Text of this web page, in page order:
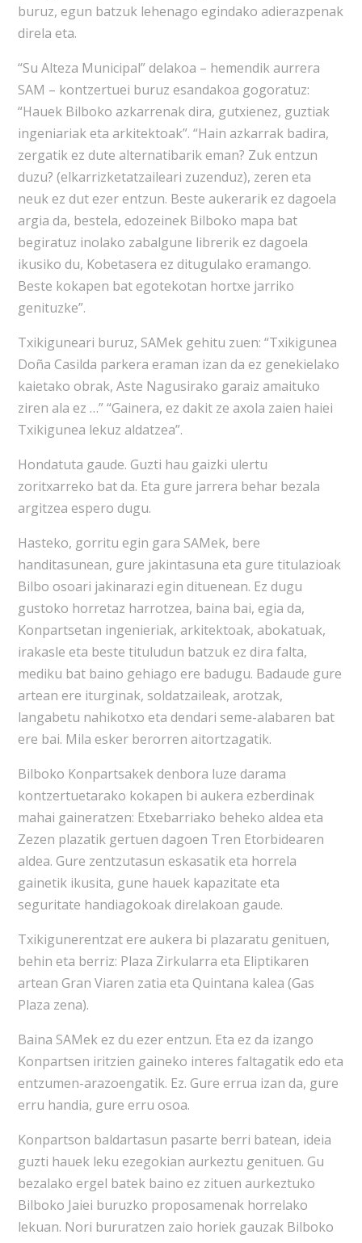
buruz, egun batzuk lehenago egindako adierazpenak
direla eta.
“Su Alteza Municipal” delakoa – hemendik aurrera
SAM – kontzertuei buruz esandakoa gogoratuz:
“Hauek Bilboko azkarrenak dira, gutxienez, guztiak
ingeniariak eta arkitektoak”. “Hain azkarrak badira,
zergatik ez dute alternatibarik eman? Zuk entzun
duzu? (elkarrizketatzaileari zuzenduz), zeren eta
neuk ez dut ezer entzun. Beste aukerarik ez dagoela
argia da, bestela, edozeinek Bilboko mapa bat
begiratuz inolako zabalgune librerik ez dagoela
ikusiko du, Kobetasera ez ditugulako eramango.
Beste kokapen bat egotekotan hortxe jarriko
genituzke”.
Txikiguneari buruz, SAMek gehitu zuen: “Txikigunea
Doña Casilda parkera eraman izan da ez genekielako
kaietako obrak, Aste Nagusirako garaiz amaituko
ziren ala ez …” “Gainera, ez dakit ze axola zaien haiei
Txikigunea lekuz aldatzea”.
Hondatuta gaude. Guzti hau gaizki ulertu
zoritxarreko bat da. Eta gure jarrera behar bezala
argitzea espero dugu.
Hasteko, gorritu egin gara SAMek, bere
handitasunean, gure jakintasuna eta gure titulazioak
Bilbo osoari jakinarazi egin dituenean. Ez dugu
gustoko horretaz harrotzea, baina bai, egia da,
Konpartsetan ingenieriak, arkitektoak, abokatuak,
irakasle eta beste tituludun batzuk ez dira falta,
mediku bat baino gehiago ere badugu. Badaude gure
artean ere iturginak, soldatzaileak, arotzak,
langabetu nahikotxo eta dendari seme-alabaren bat
ere bai. Mila esker berorren aitortzagatik.
Bilboko Konpartsakek denbora luze darama
kontzertuetarako kokapen bi aukera ezberdinak
mahai gaineratzen: Etxebarriako beheko aldea eta
Zezen plazatik gertuen dagoen Tren Etorbidearen
aldea. Gure zentzutasun eskasatik eta horrela
gainetik ikusita, gune hauek kapazitate eta
seguritate handiagokoak direlakoan gaude.
Txikigunerentzat ere aukera bi plazaratu genituen,
behin eta berriz: Plaza Zirkularra eta Eliptikaren
artean Gran Viaren zatia eta Quintana kalea (Gas
Plaza zena).
Baina SAMek ez du ezer entzun. Eta ez da izango
Konpartsen iritzien gaineko interes faltagatik edo eta
entzumen-arazoengatik. Ez. Gure errua izan da, gure
erru handia, gure erru osoa.
Konpartson baldartasun pasarte berri batean, ideia
guzti hauek leku ezegokian aurkeztu genituen. Gu
bezalako ergel batek baino ez zituen aurkeztuko
Bilboko Jaiei buruzko proposamenak horrelako
lekuan. Nori bururatzen zaio horiek gauzak Bilboko